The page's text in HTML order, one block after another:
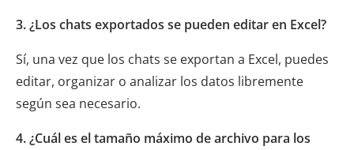
3. ¿Los chats exportados se pueden editar en Excel?
Sí, una vez que los chats se exportan a Excel, puedes
editar, organizar o analizar los datos libremente
según sea necesario.
4. ¿Cuál es el tamaño máximo de archivo para los